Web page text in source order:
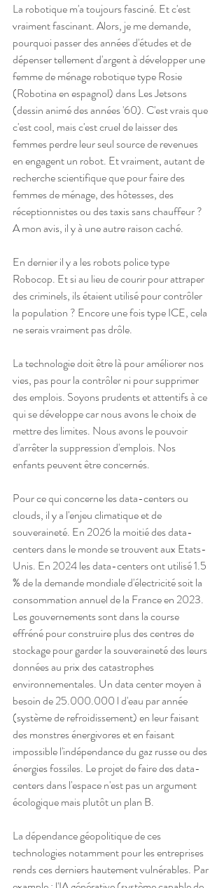
La robotique m'a toujours fasciné. Et c'est
vraiment fascinant. Alors, je me demande,
pourquoi passer des années d'études et de
dépenser tellement d'argent à développer une
femme de ménage robotique type Rosie
(Robotina en espagnol) dans Les Jetsons
(dessin animé des années '60). C'est vrais que
c'est cool, mais c'est cruel de laisser des
femmes perdre leur seul source de revenues
en engagent un robot. Et vraiment, autant de
recherche scientifique que pour faire des
femmes de ménage, des hôtesses, des
réceptionnistes ou des taxis sans chauffeur ?
A mon avis, il y à une autre raison caché.
En dernier il y a les robots police type
Robocop. Et si au lieu de courir pour attraper
des criminels, ils étaient utilisé pour contrôler
la population ? Encore une fois type ICE, cela
ne serais vraiment pas drôle.
La technologie doit être là pour améliorer nos
vies, pas pour la contrôler ni pour supprimer
des emplois. Soyons prudents et attentifs à ce
qui se développe car nous avons le choix de
mettre des limites. Nous avons le pouvoir
d'arrêter la suppression d'emplois. Nos
enfants peuvent être concernés.
Pour ce qui concerne les data-centers ou
clouds, il y a l'enjeu climatique et de
souveraineté. En 2026 la moitié des data-
centers dans le monde se trouvent aux Etats-
Unis. En 2024 les data-centers ont utilisé 1.5
% de la demande mondiale d'électricité soit la
consommation annuel de la France en 2023.
Les gouvernements sont dans la course
effréné pour construire plus des centres de
stockage pour garder la souveraineté des leurs
données au prix des catastrophes
environnementales. Un data center moyen à
besoin de 25.000.000 l d'eau par année
(système de refroidissement) en leur faisant
des monstres énergivores et en faisant
impossible l'indépendance du gaz russe ou des
énergies fossiles. Le projet de faire des data-
centers dans l'espace n'est pas un argument
écologique mais plutôt un plan B.
La dépendance géopolitique de ces
technologies notamment pour les entreprises
rends ces derniers hautement vulnérables. Par